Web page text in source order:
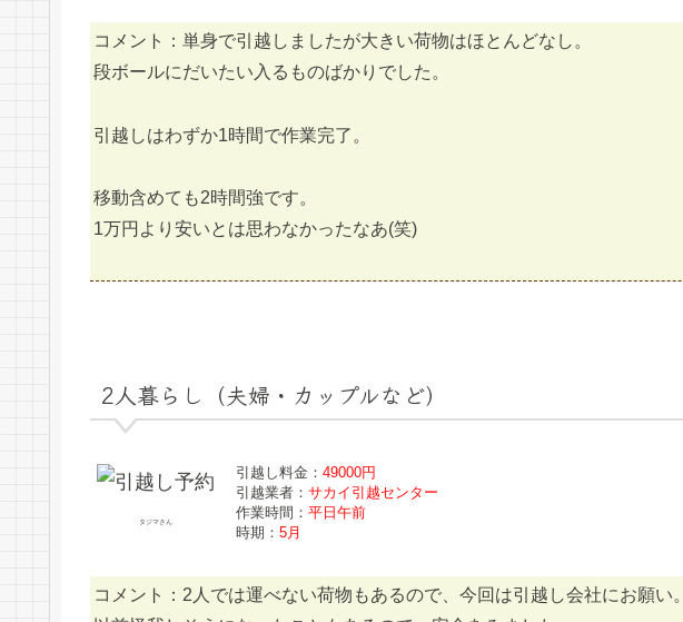
コメント：単身で引越しましたが大きい荷物はほとんどなし。
段ボールにだいたい入るものばかりでした。
引越しはわずか1時間で作業完了。
移動含めても2時間強です。
1万円より安いとは思わなかったなあ(笑)
2人暮らし（夫婦・カップルなど）
タジマさん
引越し料金： 49000円
引越業者： サカイ引越センター
作業時間： 平日午前
時期： 5月
コメント：2人では運べない荷物もあるので、今回は引越し会社にお願い。